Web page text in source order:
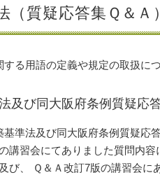
（質疑応答集Ｑ＆Ａ）
る用語の定義や規定の取扱に
及び同大阪府条例質疑応
基準法及び同大阪府条例質疑応
講習会にてありました質問内容
び、 Ｑ＆Ａ改訂7版の講習会に